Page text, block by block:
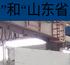
”和“山东